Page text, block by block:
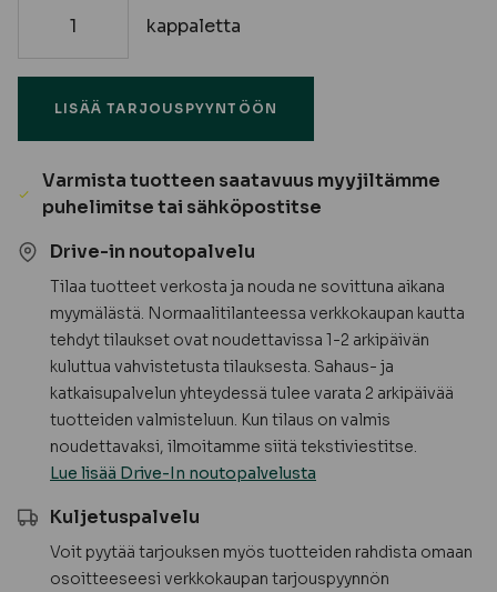
Saunan
VAIHTELEVASTI
KOKOJA
VARASTOSSA
määrä
kappaletta
LISÄÄ TARJOUSPYYNTÖÖN
Varmista tuotteen saatavuus myyjiltämme
puhelimitse tai sähköpostitse
Drive-in noutopalvelu
Tilaa tuotteet verkosta ja nouda ne sovittuna aikana
myymälästä. Normaalitilanteessa verkkokaupan kautta
tehdyt tilaukset ovat noudettavissa 1-2 arkipäivän
kuluttua vahvistetusta tilauksesta. Sahaus- ja
katkaisupalvelun yhteydessä tulee varata 2 arkipäivää
tuotteiden valmisteluun. Kun tilaus on valmis
noudettavaksi, ilmoitamme siitä tekstiviestitse.
Lue lisää Drive-In noutopalvelusta
Kuljetuspalvelu
Voit pyytää tarjouksen myös tuotteiden rahdista omaan
osoitteeseesi verkkokaupan tarjouspyynnön